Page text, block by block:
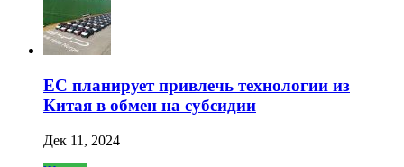
ЕС планирует привлечь технологии из
Китая в обмен на субсидии
Дек 11, 2024